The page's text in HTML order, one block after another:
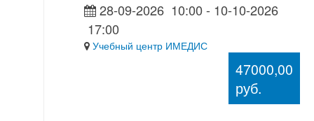
28-09-2026 10:00- 10-10-2026
17:00
Учебный центр ИМЕДИС
47000,00
руб.